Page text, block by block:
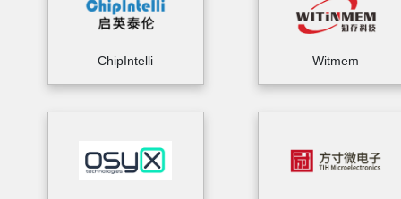
ChipIntelli Witmem